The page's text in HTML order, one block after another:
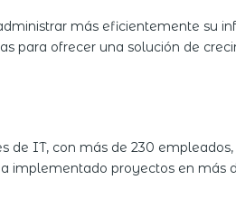
más eficientemente su
para ofrecer una solución de
IT, con más de 230
implementado proyectos en más